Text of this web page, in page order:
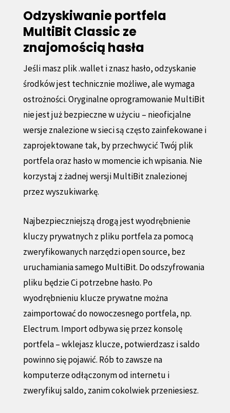
Odzyskiwanie portfela
MultiBit Classic ze
znajomością hasła
Jeśli masz plik .wallet i znasz hasło, odzyskanie
środków jest technicznie możliwe, ale wymaga
ostrożności. Oryginalne oprogramowanie MultiBit
nie jest już bezpieczne w użyciu – nieoficjalne
wersje znalezione w sieci są często zainfekowane i
zaprojektowane tak, by przechwycić Twój plik
portfela oraz hasło w momencie ich wpisania. Nie
korzystaj z żadnej wersji MultiBit znalezionej
przez wyszukiwarkę.
Najbezpieczniejszą drogą jest wyodrębnienie
kluczy prywatnych z pliku portfela za pomocą
zweryfikowanych narzędzi open source, bez
uruchamiania samego MultiBit. Do odszyfrowania
pliku będzie Ci potrzebne hasło. Po
wyodrębnieniu klucze prywatne można
zaimportować do nowoczesnego portfela, np.
Electrum. Import odbywa się przez konsolę
portfela – wklejasz klucze, potwierdzasz i saldo
powinno się pojawić. Rób to zawsze na
komputerze odłączonym od internetu i
zweryfikuj saldo, zanim cokolwiek przeniesiesz.